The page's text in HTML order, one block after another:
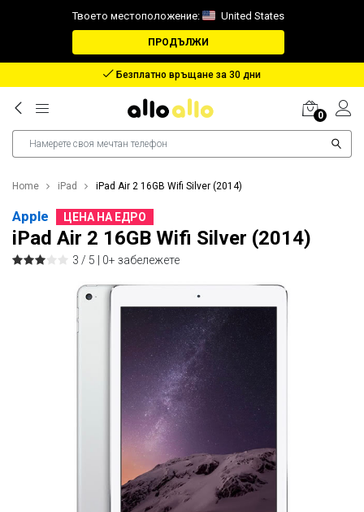
Твоето местоположение: United States
ПРОДЪЛЖИ
Възстановяване в случай на загубен пакет
0
Home iPad iPad Air 2 16GB Wifi Silver (2014)
Apple ЦЕНА НА ЕДРО
iPad Air 2 16GB Wifi Silver (2014)
3 / 5 | 0+ забележете